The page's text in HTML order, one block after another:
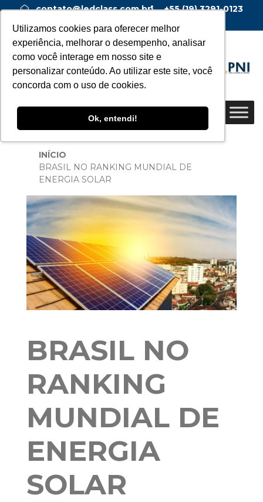
Utilizamos cookies para oferecer melhor
experiência, melhorar o desempenho, analisar
como você interage em nosso site e
personalizar conteúdo. Ao utilizar este site, você
concorda com o uso de cookies.
Ok, entendi!
contato@ledclass.com.br
+55 (19) 3291-0123
INÍCIO
BRASIL NO RANKING MUNDIAL DE
ENERGIA SOLAR
BRASIL NO
RANKING
MUNDIAL DE
ENERGIA
SOLAR